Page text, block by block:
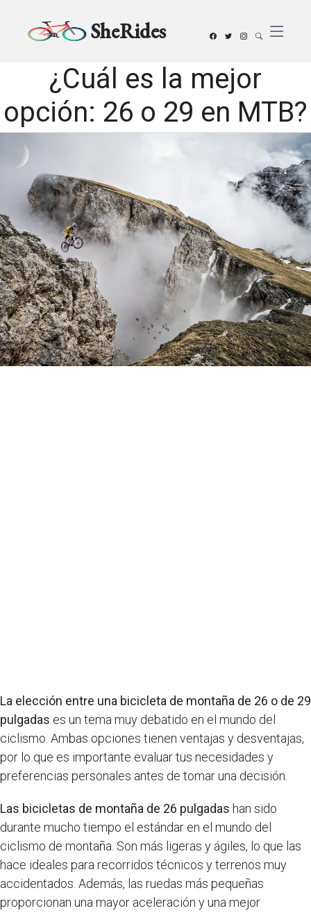
SheRides
¿Cuál es la mejor
opción: 26 o 29 en MTB?
La elección entre una bicicleta de montaña de 26 o de 29
pulgadas es un tema muy debatido en el mundo del
ciclismo. Ambas opciones tienen ventajas y desventajas,
por lo que es importante evaluar tus necesidades y
preferencias personales antes de tomar una decisión.
Las bicicletas de montaña de 26 pulgadas han sido
durante mucho tiempo el estándar en el mundo del
ciclismo de montaña. Son más ligeras y ágiles, lo que las
hace ideales para recorridos técnicos y terrenos muy
accidentados. Además, las ruedas más pequeñas
proporcionan una mayor aceleración y una mejor